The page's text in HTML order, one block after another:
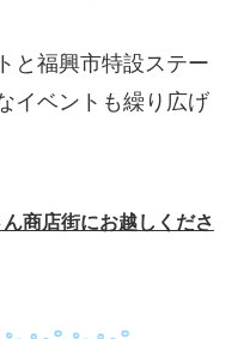
と福興市特設ステー
イベントも繰り広げ
商店街にお越しくださ